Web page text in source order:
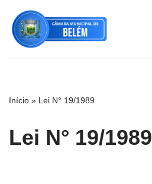
Pular
para
Início » Lei N° 19/1989
Lei N° 19/1989